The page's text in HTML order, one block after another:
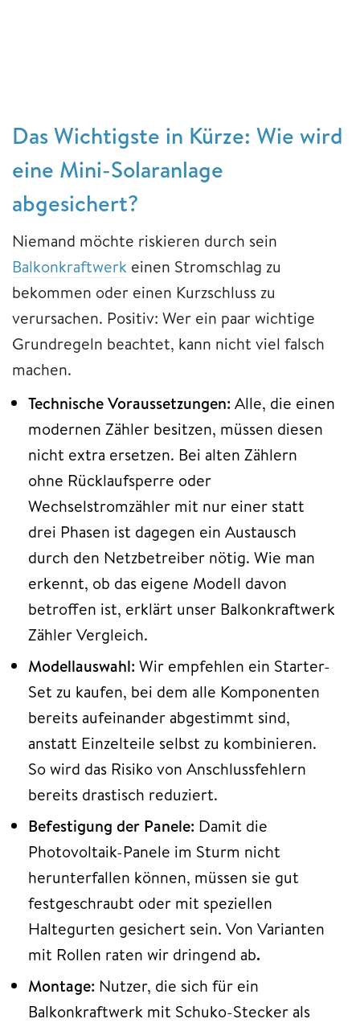
Das Wichtigste in Kürze: Wie wird
eine Mini-Solaranlage
abgesichert?
Niemand möchte riskieren durch sein
Balkonkraftwerk einen Stromschlag zu
bekommen oder einen Kurzschluss zu
verursachen. Positiv: Wer ein paar wichtige
Grundregeln beachtet, kann nicht viel falsch
machen.
Technische Voraussetzungen: Alle, die einen
modernen Zähler besitzen, müssen diesen
nicht extra ersetzen. Bei alten Zählern
ohne Rücklaufsperre oder
Wechselstromzähler mit nur einer statt
drei Phasen ist dagegen ein Austausch
durch den Netzbetreiber nötig. Wie man
erkennt, ob das eigene Modell davon
betroffen ist, erklärt unser Balkonkraftwerk
Zähler Vergleich.
Modellauswahl: Wir empfehlen ein Starter-
Set zu kaufen, bei dem alle Komponenten
bereits aufeinander abgestimmt sind,
anstatt Einzelteile selbst zu kombinieren.
So wird das Risiko von Anschlussfehlern
bereits drastisch reduziert.
Befestigung der Panele: Damit die
Photovoltaik-Panele im Sturm nicht
herunterfallen können, müssen sie gut
festgeschraubt oder mit speziellen
Haltegurten gesichert sein. Von Varianten
mit Rollen raten wir dringend ab.
Montage: Nutzer, die sich für ein
Balkonkraftwerk mit Schuko-Stecker als